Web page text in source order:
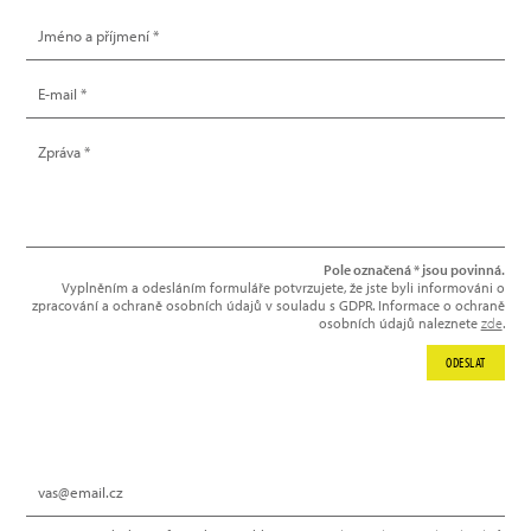
Pole označená * jsou povinná.
Vyplněním a odesláním formuláře potvrzujete, že jste byli informováni o
zpracování a ochraně osobních údajů v souladu s GDPR. Informace o ochraně
osobních údajů naleznete zde.
ODESLAT